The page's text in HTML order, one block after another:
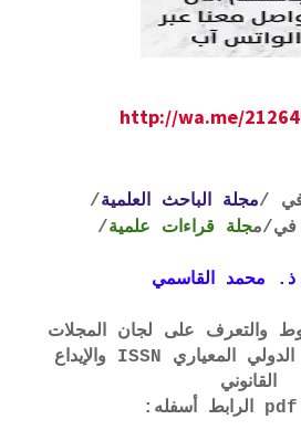
http://wa.me/
في /مجلة الباحث العلمية/
في/مجلة قراءات علمية/
ذ. محمد القاسمي
والتعرف على لجان المجلات
واعتماداتها والرقم الدولي المعياري ISSN والإيداع
القانوني